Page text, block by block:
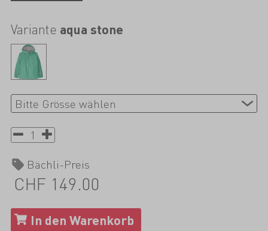
Variante aqua stone
Bächli-Preis
CHF 149.00